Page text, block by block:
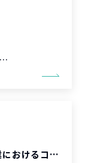
医療情報サイトを運営するサービス業におけるコンサル支援